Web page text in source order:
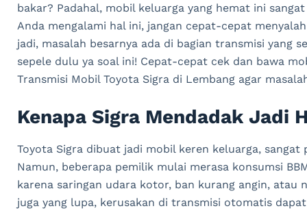
bakar? Padahal, mobil keluarga yang hemat ini
Anda mengalami hal ini, jangan cepat-cepat
jadi, masalah besarnya ada di bagian transmisi yang
sepele dulu ya soal ini! Cepat-cepat cek dan bawa
Transmisi Mobil Toyota Sigra di Lembang agar
Kenapa Sigra Mendadak Jadi
Toyota Sigra dibuat jadi mobil keren keluarga,
Namun, beberapa pemilik mulai merasa konsumsi
karena saringan udara kotor, ban kurang angin, atau
juga yang lupa, kerusakan di transmisi otomatis